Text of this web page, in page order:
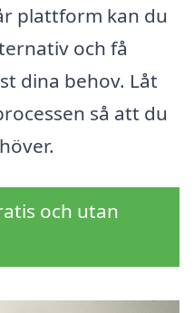
plattform kan du
och få
dina behov. Låt
så att du
och utan